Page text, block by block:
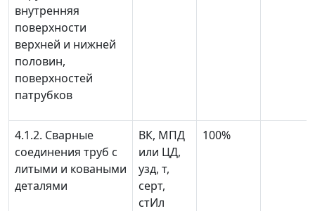
внутренняя
поверхности
верхней и нижней
половин,
поверхностей
патрубков
4.1.2. Сварные
соединения труб с
литыми и коваными
деталями
ВК, МПД
или ЦД,
узд, т,
серт,
стИл
100%